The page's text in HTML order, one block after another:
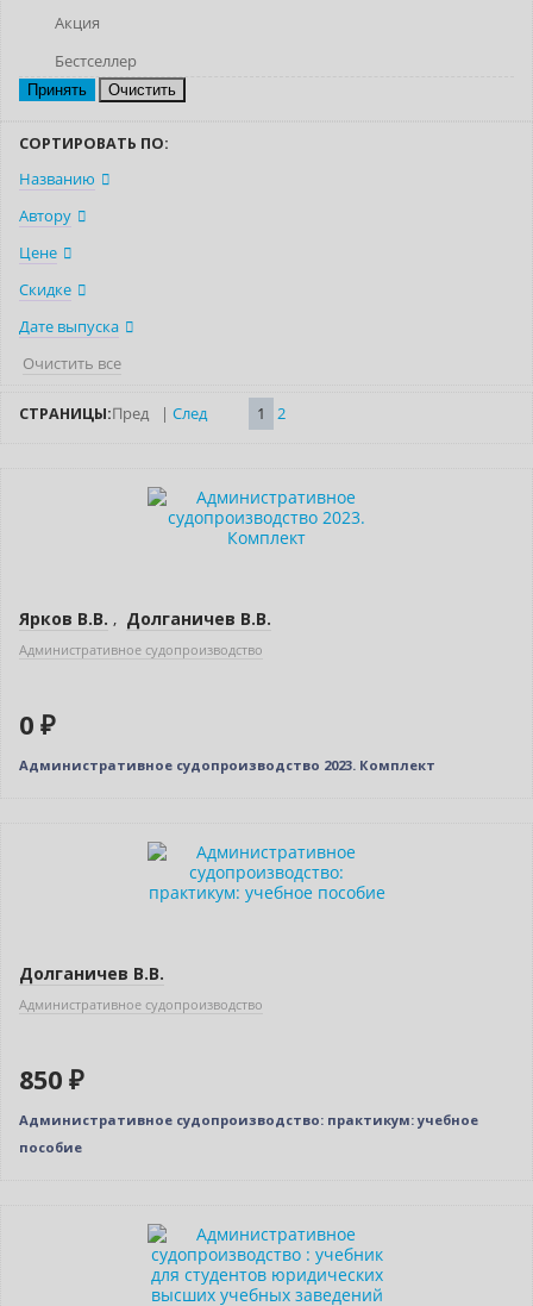
Акция
Бестселлер
Очистить
СОРТИРОВАТЬ ПО:
Названию
Автору
Цене
Скидке
Дате выпуска
Очистить все
СТРАНИЦЫ:Пред | След 1 2
Ярков В.В. , Долганичев В.В.
Административное судопроизводство
0 ₽
Админиcтративное судопроизводство 2023. Комплект
Долганичев В.В.
Административное судопроизводство
850 ₽
Админиcтративное судопроизводство: практикум: учебное
пособие